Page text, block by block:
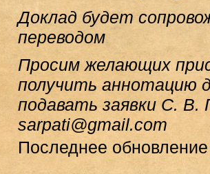
Доклад будет
переводом
Просим желающих
получить аннотацию
подавать заявки С. В.
sarpati@gmail.com
Последнее